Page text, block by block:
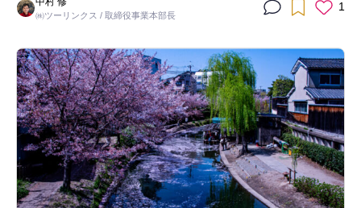
㈱ツーリンクス / 取締役事業本部長
1